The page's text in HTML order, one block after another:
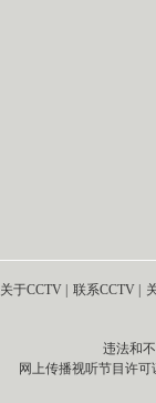
关于CCTV 联系CCTV
违法和
网上传播视听节目许可